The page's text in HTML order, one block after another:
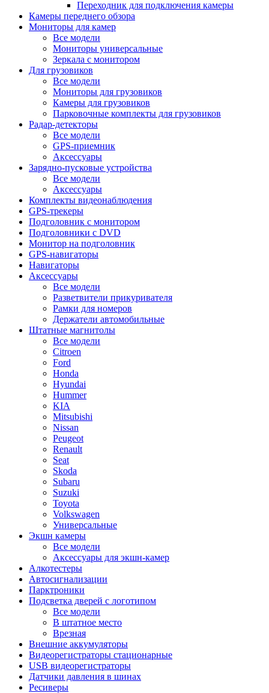
Переходник для подключения камеры
Камеры переднего обзора
Мониторы для камер
Все модели
Мониторы универсальные
Зеркала с монитором
Для грузовиков
Все модели
Мониторы для грузовиков
Камеры для грузовиков
Парковочные комплекты для грузовиков
Радар-детекторы
Все модели
GPS-приемник
Аксессуары
Зарядно-пусковые устройства
Все модели
Аксессуары
Комплекты видеонаблюдения
GPS-трекеры
Подголовник с монитором
Подголовники с DVD
Монитор на подголовник
GPS-навигаторы
Навигаторы
Аксессуары
Все модели
Разветвители прикуривателя
Рамки для номеров
Держатели автомобильные
Штатные магнитолы
Все модели
Citroen
Ford
Honda
Hyundai
Hummer
KIA
Mitsubishi
Nissan
Peugeot
Renault
Seat
Skoda
Subaru
Suzuki
Toyota
Volkswagen
Универсальные
Экшн камеры
Все модели
Аксессуары для экшн-камер
Алкотестеры
Автосигнализации
Парктроники
Подсветка дверей с логотипом
Все модели
В штатное место
Врезная
Внешние аккумуляторы
Видеорегистраторы стационарные
USB видеорегистраторы
Датчики давления в шинах
Ресиверы